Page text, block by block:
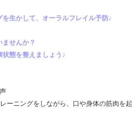
生かして、オーラルフレイル予防♪
せんか？
態を整えましょう♪
ングをしながら、口や身体の筋肉を起